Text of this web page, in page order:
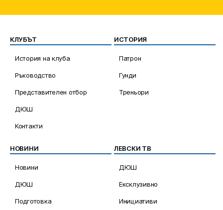
КЛУБЪТ
История на клуба
Ръководство
Представителен отбор
ДЮШ
Контакти
ИСТОРИЯ
Патрон
Гунди
Треньори
НОВИНИ
Новини
ДЮШ
Подготовка
ЛЕВСКИ ТВ
ДЮШ
Ексклузивно
Инициативи